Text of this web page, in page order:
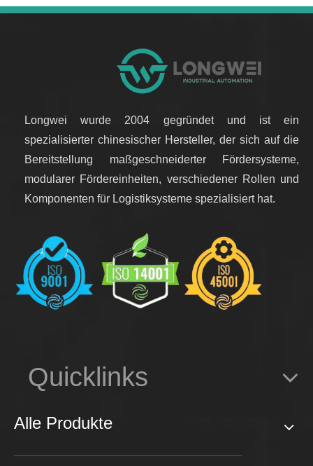
Longwei wurde 2004 gegründet und ist ein
spezialisierter chinesischer Hersteller, der sich auf die
Bereitstellung maßgeschneiderter Fördersysteme,
modularer Fördereinheiten, verschiedener Rollen und
Komponenten für Logistiksysteme spezialisiert hat.
Quicklinks
Alle Produkte